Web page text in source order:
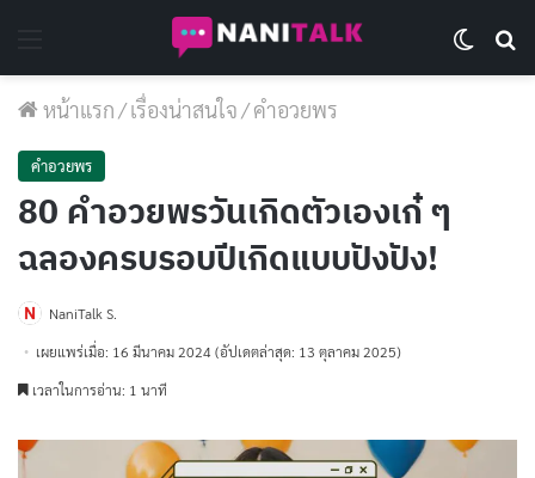
หน้าแรก/เรื่องน่าสนใจ/คำอวยพร
คำอวยพร
80 คำอวยพรวันเกิดตัวเองเก๋ ๆ
ฉลองครบรอบปีเกิดแบบปังปัง!
NaniTalk S.
เผยแพร่เมื่อ: 16 มีนาคม 2024 (อัปเดตล่าสุด: 13 ตุลาคม 2025)
เวลาในการอ่าน: 1 นาที